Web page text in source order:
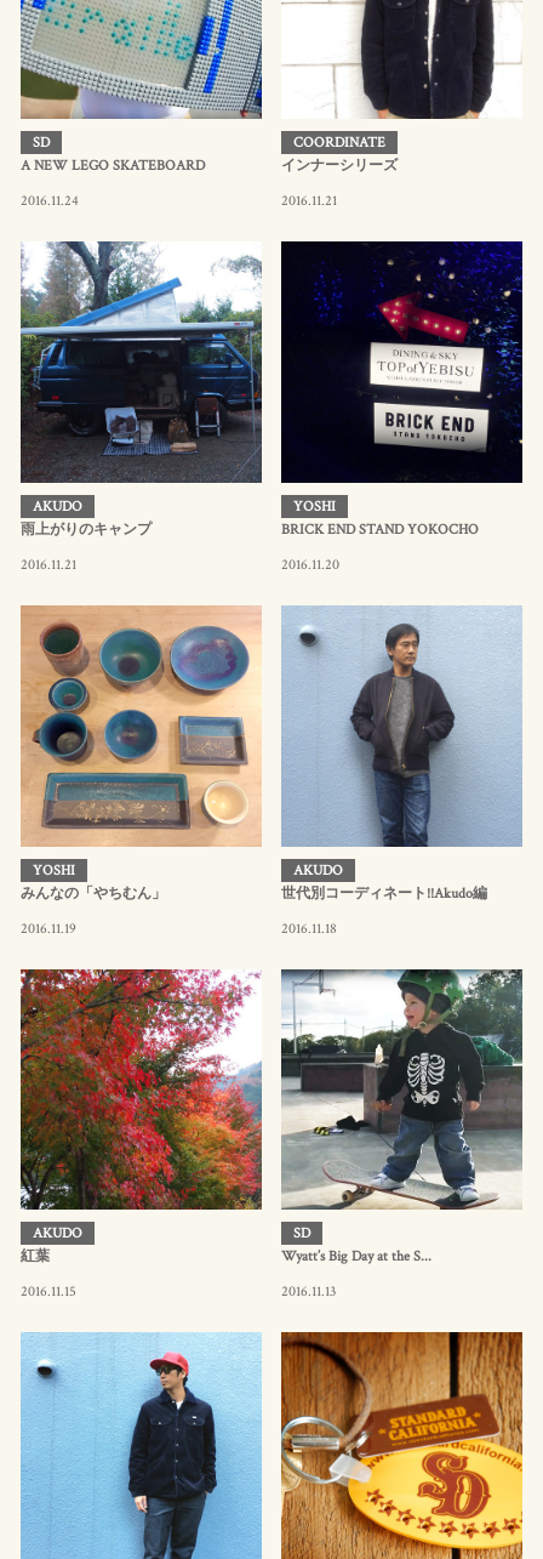
SD
A NEW LEGO SKATEBOARD
2016.11.24
COORDINATE
インナーシリーズ
2016.11.21
AKUDO
雨上がりのキャンプ
2016.11.21
YOSHI
BRICK END STAND YOKOCHO
2016.11.20
YOSHI
みんなの「やちむん」
2016.11.19
AKUDO
世代別コーディネート!!Akudo編
2016.11.18
AKUDO
紅葉
2016.11.15
SD
Wyatt’s Big Day at the S...
2016.11.13